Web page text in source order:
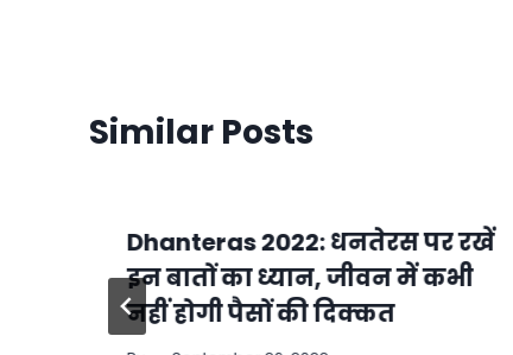
Similar Posts
Dhanteras 2022: धनतेरस पर रखें
इन बातों का ध्यान, जीवन में कभी
नहीं होगी पैसों की दिक्कत